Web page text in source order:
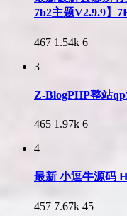
7b2主题V2.9.9】
467 1.54k 6
3
Z-BlogPHP整站
465 1.97k 6
4
最新 小逗牛源码
457 7.67k 45